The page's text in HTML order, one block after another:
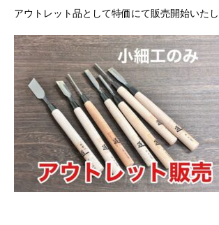
アウトレット品として特価にて販売開始いたし